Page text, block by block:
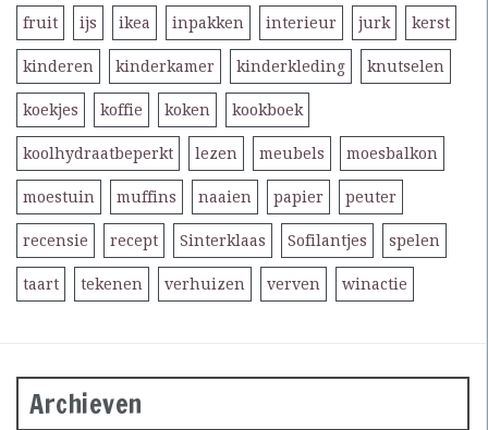
fruit ijs ikea inpakken interieur jurk kerst
kinderen kinderkamer kinderkleding knutselen
koekjes koffie koken kookboek
koolhydraatbeperkt lezen meubels moesbalkon
moestuin muffins naaien papier peuter
recensie recept Sinterklaas Sofilantjes spelen
taart tekenen verhuizen verven winactie
Archieven